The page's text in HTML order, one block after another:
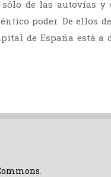
de las autovías y
poder. De ellos
de España está a
.